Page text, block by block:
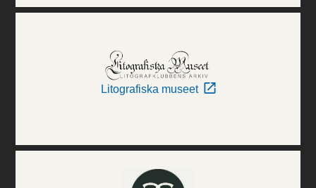
Litografiska museet